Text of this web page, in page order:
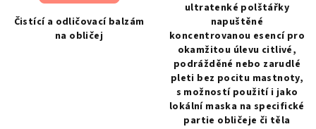
Čistící a odličovací balzám
na obličej
ultratenké polštářky
napuštěné
koncentrovanou esencí pro
okamžitou úlevu citlivé,
podrážděné nebo zarudlé
pleti bez pocitu mastnoty,
s možností použití i jako
lokální maska na specifické
partie obličeje či těla